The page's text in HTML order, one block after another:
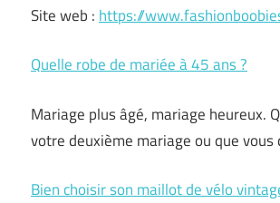
Site web : https://
Quelle robe de mariée à 45 ans ?
Mariage plus âgé, mariage heureux.
votre deuxième mariage ou que
Bien choisir son maillot de vélo